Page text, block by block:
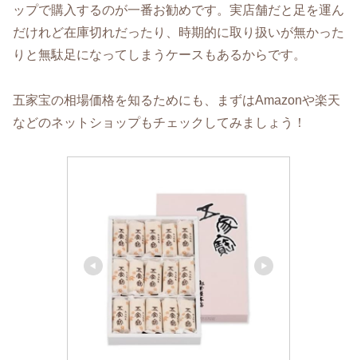
ップで購入するのが一番お勧めです。実店舗だと足を運ん
だけれど在庫切れだったり、時期的に取り扱いが無かった
りと無駄足になってしまうケースもあるからです。
五家宝の相場価格を知るためにも、まずはAmazonや楽天
などのネットショップもチェックしてみましょう！